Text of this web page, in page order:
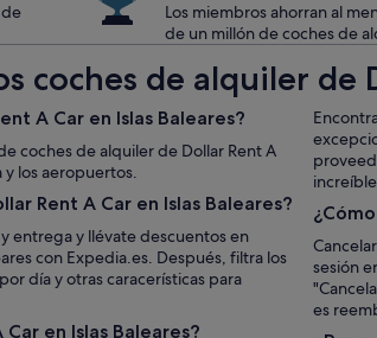
Los miembros ahorran al
de un millón de coches de
coches de alquiler de
A Car en Islas Baleares?
coches de alquiler de Dollar Rent A
y los aeropuertos.
Rent A Car en Islas Baleares?
entrega y llévate descuentos en
con Expedia.es. Después, filtra los
día y otras caracerísticas para
en Islas Baleares?
sesión
es